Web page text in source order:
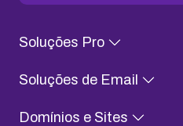
Soluções Pro
Soluções de Email
Domínios e Sites